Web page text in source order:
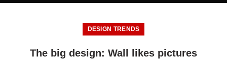
DESIGN TRENDS
The big design: Wall likes pictures